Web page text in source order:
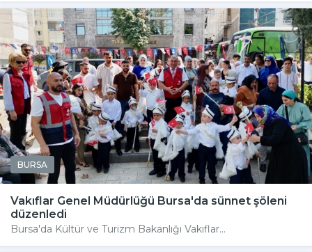
BURSA
Vakıflar Genel Müdürlüğü Bursa'da sünnet şöleni
düzenledi
Bursa'da Kültür ve Turizm Bakanlığı Vakıflar...